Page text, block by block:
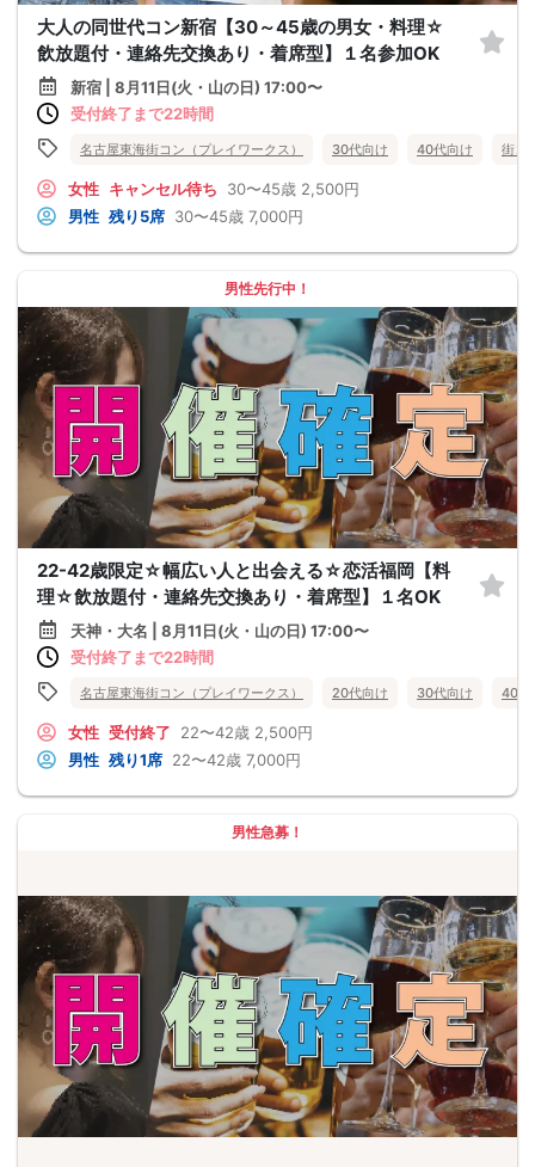
大人の同世代コン新宿【30～45歳の男女・料理☆
飲放題付・連絡先交換あり・着席型】１名参加OK
新宿 | 8月11日(火・山の日) 17:00〜
受付終了まで22時間
名古屋東海街コン（プレイワークス） 30代向け 40代向け 街コ
女性 キャンセル待ち 30〜45歳 2,500円
男性 残り5席 30〜45歳 7,000円
男性先行中！
22-42歳限定☆幅広い人と出会える☆恋活福岡【料
理☆飲放題付・連絡先交換あり・着席型】１名OK
天神・大名 | 8月11日(火・山の日) 17:00〜
受付終了まで22時間
名古屋東海街コン（プレイワークス） 20代向け 30代向け 40代
女性 受付終了 22〜42歳 2,500円
男性 残り1席 22〜42歳 7,000円
男性急募！